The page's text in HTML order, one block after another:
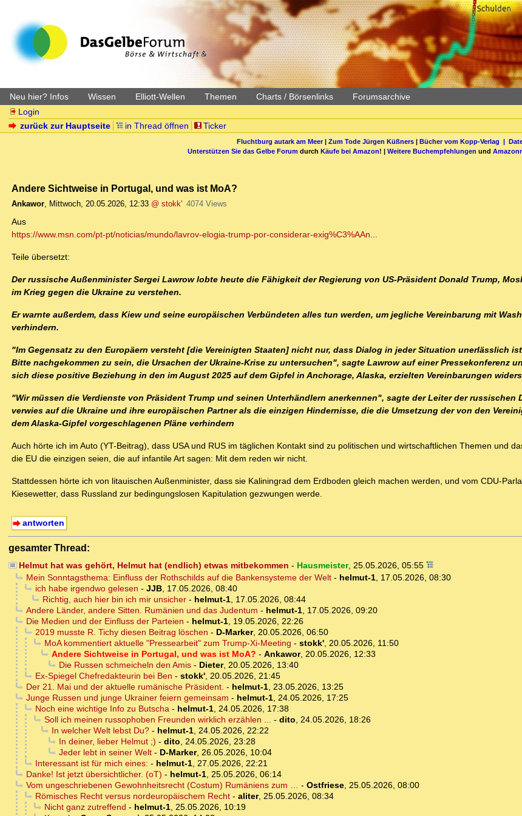
Neu hier? Infos Wissen Elliott-Wellen Themen Charts / Börsenlinks Forumsarchive
Login
zurück zur Hauptseite
in Thread öffnen Ticker
Fluchtburg autark am Meer| Zum Tode Jürgen Küßners| Bücher vom Kopp-Verlag |
Unterstützen Sie das Gelbe Forum durch Käufe bei Amazon! | Weitere Buchempfehlungen und
Andere Sichtweise in Portugal, und was ist MoA?
Ankawor, Mittwoch, 20.05.2026, 12:33 @ stokk' 4074 Views
Aus
https://www.msn.com/pt-pt/noticias/mundo/lavrov-elogia-trump-por-considerar-exig%C3%AAn...
Teile übersetzt:
Der russische Außenminister Sergei Lawrow lobte heute die Fähigkeit der Regierung von US-Präsident Donald Trump,
im Krieg gegen die Ukraine zu verstehen.
Er warnte außerdem, dass Kiew und seine europäischen Verbündeten alles tun werden, um jegliche Vereinbarung mit
verhindern.
"Im Gegensatz zu den Europäern versteht [die Vereinigten Staaten] nicht nur, dass Dialog in jeder Situation unerlässlich
Bitte nachgekommen zu sein, die Ursachen der Ukraine-Krise zu untersuchen", sagte Lawrow auf einer Pressekonferenz
sich diese positive Beziehung in den im August 2025 auf dem Gipfel in Anchorage, Alaska, erzielten Vereinbarungen
"Wir müssen die Verdienste von Präsident Trump und seinen Unterhändlern anerkennen", sagte der Leiter der russischen
verwies auf die Ukraine und ihre europäischen Partner als die einzigen Hindernisse, die die Umsetzung der von den
dem Alaska-Gipfel vorgeschlagenen Pläne verhindern
Auch hörte ich im Auto (YT-Beitrag), dass USA und RUS im täglichen Kontakt sind zu politischen und wirtschaftlichen Themen und
die EU die einzigen seien, die auf infantile Art sagen: Mit dem reden wir nicht.
Stattdessen hörte ich von litauischen Außenminister, dass sie Kaliningrad dem Erdboden gleich machen werden, und vom CDU-
Kiesewetter, dass Russland zur bedingungslosen Kapitulation gezwungen werde.
antworten
gesamter Thread:
Helmut hat was gehört, Helmut hat (endlich) etwas mitbekommen - Hausmeister, 25.05.2026, 05:55
Mein Sonntagsthema: Einfluss der Rothschilds auf die Bankensysteme der Welt- helmut-1, 17.05.2026, 08:30
ich habe irgendwo gelesen - JJB, 17.05.2026, 08:40
Richtig, auch hier bin ich mir unsicher- helmut-1, 17.05.2026, 08:44
Andere Länder, andere Sitten. Rumänien und das Judentum - helmut-1, 17.05.2026, 09:20
Die Medien und der Einfluss der Parteien - helmut-1, 19.05.2026, 22:26
2019 musste R. Tichy diesen Beitrag löschen - D-Marker, 20.05.2026, 06:50
MoA kommentiert aktuelle "Pressearbeit" zum Trump-Xi-Meeting - stokk', 20.05.2026, 11:50
Andere Sichtweise in Portugal, und was ist MoA? - Ankawor, 20.05.2026, 12:33
Die Russen schmeicheln den Amis- Dieter, 20.05.2026, 13:40
Ex-Spiegel Chefredakteurin bei Ben - stokk', 20.05.2026, 21:45
Der 21. Mai und der aktuelle rumänische Präsident. - helmut-1, 23.05.2026, 13:25
Junge Russen und junge Ukrainer feiern gemeinsam - helmut-1, 24.05.2026, 17:25
Noch eine wichtige Info zu Butscha- helmut-1, 24.05.2026, 17:38
Soll ich meinen russophoben Freunden wirklich erzählen ... - dito, 24.05.2026, 18:26
In welcher Welt lebst Du?- helmut-1, 24.05.2026, 22:22
In deiner, lieber Helmut ;) - dito, 24.05.2026, 23:28
Jeder lebt in seiner Welt- D-Marker, 26.05.2026, 10:04
Interessant ist für mich eines: - helmut-1, 27.05.2026, 22:21
Danke! Ist jetzt übersichtlicher. (oT) - helmut-1, 25.05.2026, 06:14
Vom ungeschriebenen Gewohnheitsrecht (Costum) Rumäniens zum … - Ostfriese, 25.05.2026, 08:00
Römisches Recht versus nordeuropäischem Recht- aliter, 25.05.2026, 08:34
Nicht ganz zutreffend - helmut-1, 25.05.2026, 10:19